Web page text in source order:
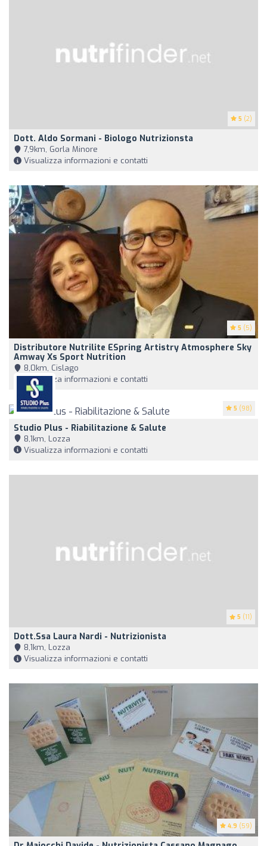
5 (2)
Dott. Aldo Sormani - Biologo Nutrizionsta
7,9km, Gorla Minore
Visualizza informazioni e contatti
5 (5)
Distributore Nutrilite ESpring Artistry Atmosphere Sky
Amway Xs Sport Nutrition
8,0km, Cislago
Visualizza informazioni e contatti
5 (98)
Studio Plus - Riabilitazione & Salute
8,1km, Lozza
Visualizza informazioni e contatti
5 (11)
Dott.ssa Laura Nardi - Nutrizionista
8,1km, Lozza
Visualizza informazioni e contatti
4.9 (59)